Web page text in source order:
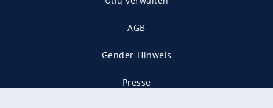
AGB
Gender-Hinweis
Presse